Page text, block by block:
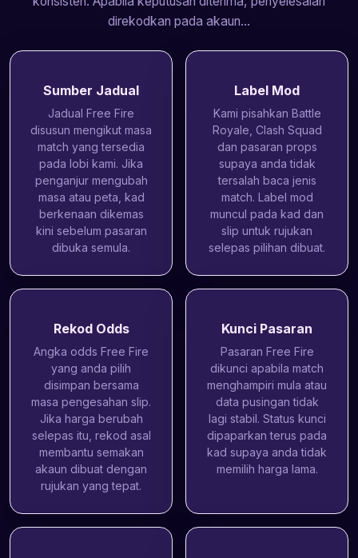
direkodkan pada akaun...
Sumber Jadual
Jadual Free Fire
disusun mengikut masa
match yang tersedia
pada lobi kami. Jika
penganjur mengubah
masa atau peta, kad
berkenaan dikemas
kini sebelum pasaran
dibuka semula.
Label Mod
Kami pisahkan Battle
Royale, Clash Squad
dan pasaran props
supaya anda tidak
tersalah baca jenis
match. Label mod
muncul pada kad dan
slip untuk rujukan
selepas pilihan dibuat.
Rekod Odds
Angka odds Free Fire
yang anda pilih
disimpan bersama
masa pengesahan slip.
Jika harga berubah
selepas itu, rekod asal
membantu semakan
akaun dibuat dengan
rujukan yang tepat.
Kunci Pasaran
Pasaran Free Fire
dikunci apabila match
menghampiri mula atau
data pusingan tidak
lagi stabil. Status kunci
dipaparkan terus pada
kad supaya anda tidak
memilih harga lama.